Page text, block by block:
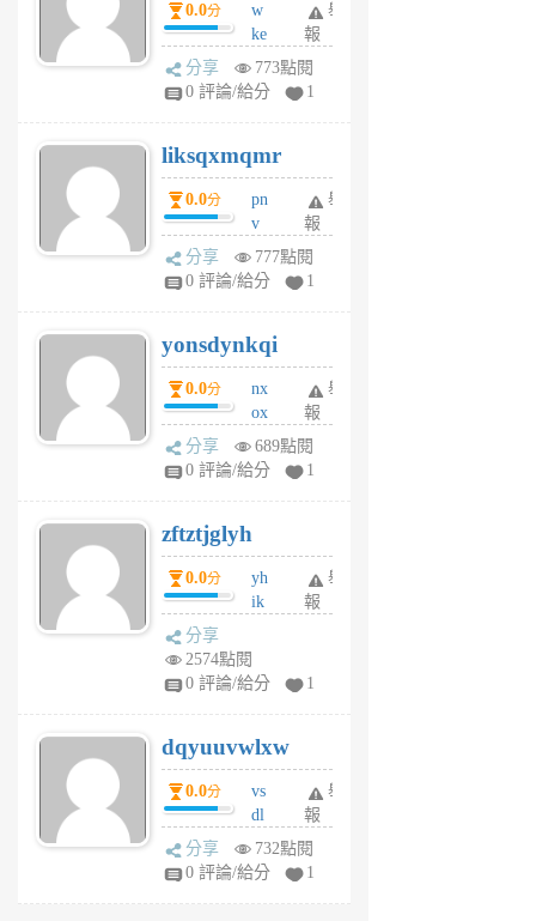
月
前
0.0分
w
ke
rv
pj
6
個
月
前
舉
報
分享
773點閱
0 評論/給分
1
liksqxmqmr
0.0分
pn
v
wt
sv
6
個
月
前
舉
報
分享
777點閱
0 評論/給分
1
yonsdynkqi
0.0分
nx
ox
rh
pe
月
前
舉
報
分享
689點閱
0 評論/給分
1
zftztjglyh
0.0分
yh
ik
tu
6
個
月
前
舉
報
分享
2574點閱
0 評論/給分
1
dqyuuvwlxw
0.0分
vs
dl
sq
fy
舉
報
分享
732點閱
0 評論/給分
1